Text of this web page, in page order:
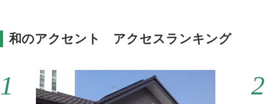
和のアクセント アクセスランキング